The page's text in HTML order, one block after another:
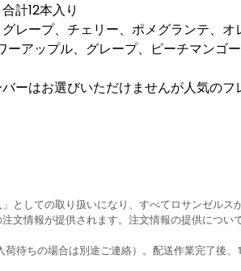
計12本入り
レープ、チェリー、ポメグランテ、
アップル、グレープ、ピーチマンゴ
ーはお選びいただけませんが人気のフ
としての取り扱いになり、すべてロサンゼルス
文情報が提供されます。注文情報の提供につい
待ちの場合は別途ご連絡）。配送作業完了後